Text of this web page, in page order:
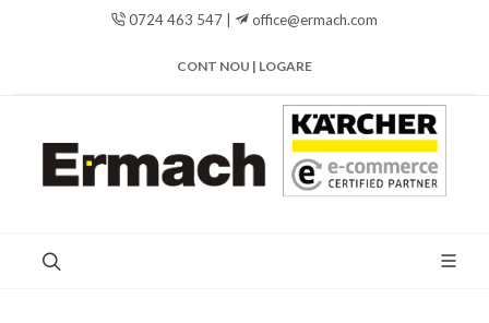
0724 463 547 | office@ermach.com
CONT NOU | LOGARE